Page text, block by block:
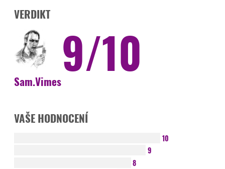
VERDIKT
9/10
Sam.Vimes
VAŠE HODNOCENÍ
10
9
8